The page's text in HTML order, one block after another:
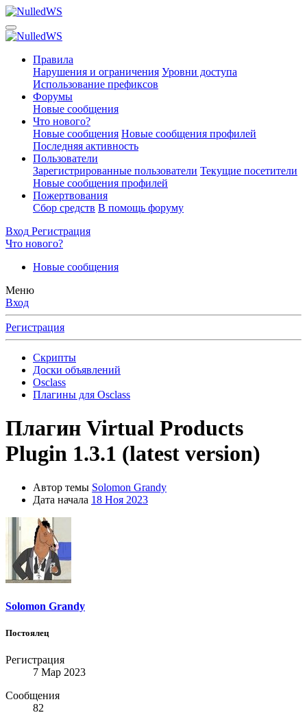
Правила
Нарушения и ограничения Уровни доступа
Использование префиксов
Форумы
Новые сообщения
Что нового?
Новые сообщения Новые сообщения профилей
Последняя активность
Пользователи
Зарегистрированные пользователи Текущие посетители
Новые сообщения профилей
Пожертвования
Сбор средств В помощь форуму
Вход Регистрация
Что нового?
Новые сообщения
Меню
Вход
Регистрация
Скрипты
Доски объявлений
Osclass
Плагины для Osclass
Плагин Virtual Products
Plugin 1.3.1 (latest version)
Автор темы Solomon Grandy
Дата начала 18 Ноя 2023
Solomon Grandy
Постоялец
Регистрация
7 Мар 2023
Сообщения
82